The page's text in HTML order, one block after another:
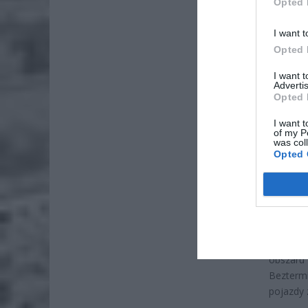
I want
Opted
I want
Opted
I want
of my
was
Opted
7
7
Nowy
pojazdy